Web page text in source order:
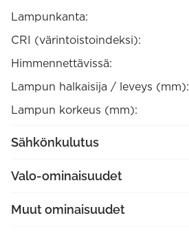
Lampunkanta:
CRI (värintoistoindeksi):
Himmennettävissä:
Lampun halkaisija / leveys (mm):
Lampun korkeus (mm):
Sähkönkulutus
Valo-ominaisuudet
Muut ominaisuudet